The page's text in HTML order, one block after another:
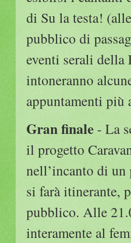
di Su la testa!
pubblico di
eventi serali della
intoneranno
appuntamenti più
Gran finale - La
il progetto
nell’incanto di
si farà itinerante,
pubblico. Alle
interamente al